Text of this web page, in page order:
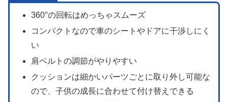
360°の回転はめっちゃスムーズ
コンパクトなので車のシートやドアに干渉しにく
い
肩ベルトの調節がやりやすい
クッションは細かいパーツごとに取り外し可能な
ので、子供の成長に合わせて付け替えできる